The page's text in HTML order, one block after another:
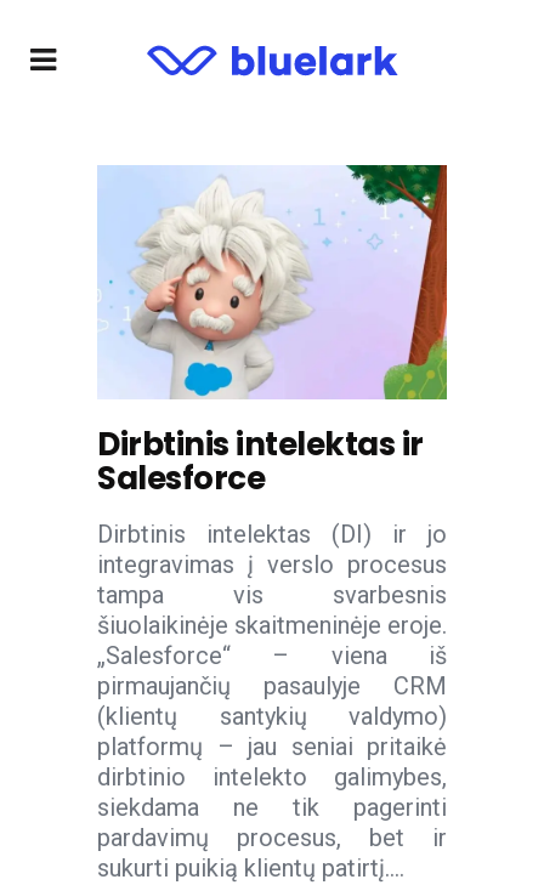
Dirbtinis intelektas ir
Salesforce
Dirbtinis intelektas (DI) ir jo
integravimas į verslo procesus
tampa vis svarbesnis
šiuolaikinėje skaitmeninėje eroje.
„Salesforce“ – viena iš
pirmaujančių pasaulyje CRM
(klientų santykių valdymo)
platformų – jau seniai pritaikė
dirbtinio intelekto galimybes,
siekdama ne tik pagerinti
pardavimų procesus, bet ir
sukurti puikią klientų patirtį....